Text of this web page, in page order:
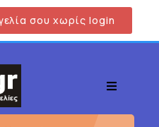
σου χωρίς login